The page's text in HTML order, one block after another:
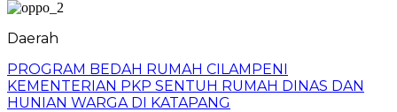
Daerah
PROGRAM BEDAH RUMAH CILAMPENI
KEMENTERIAN PKP SENTUH RUMAH DINAS DAN
HUNIAN WARGA DI KATAPANG